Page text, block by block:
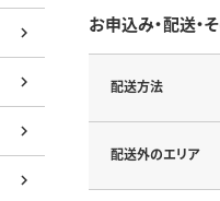
お申込み・配送・
配送方法
配送外のエリア